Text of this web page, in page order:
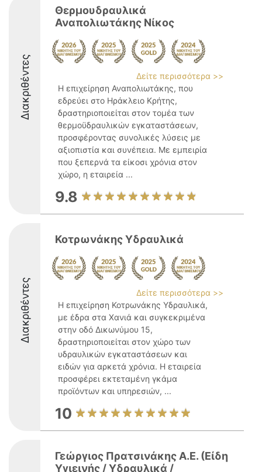
Διακριθέντες
Θερμουδραυλικά
Αναπολιωτάκης Νίκος
Δείτε περισσότερα >>
Η επιχείρηση Αναπολιωτάκης, που
εδρεύει στο Ηράκλειο Κρήτης,
δραστηριοποιείται στον τομέα των
θερμοϋδραυλικών εγκαταστάσεων,
προσφέροντας συνολικές λύσεις με
αξιοπιστία και συνέπεια. Με εμπειρία
που ξεπερνά τα είκοσι χρόνια στον
χώρο, η εταιρεία ...
9.8
Διακριθέντες
Κοτρωνάκης Υδραυλικά
Δείτε περισσότερα >>
Η επιχείρηση Κοτρωνάκης Υδραυλικά,
με έδρα στα Χανιά και συγκεκριμένα
στην οδό Δικωνύμου 15,
δραστηριοποιείται στον χώρο των
υδραυλικών εγκαταστάσεων και
ειδών για αρκετά χρόνια. Η εταιρεία
προσφέρει εκτεταμένη γκάμα
προϊόντων και υπηρεσιών, ...
10
Γεώργιος Πρατσινάκης Α.Ε. (Είδη
Υγιεινής / Υδραυλικά /